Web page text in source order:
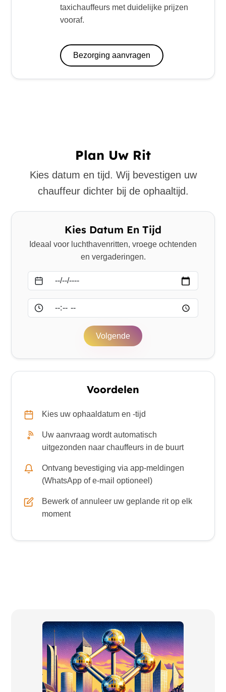
taxichauffeurs met duidelijke prijzen
vooraf.
Bezorging aanvragen
Plan Uw Rit
Kies datum en tijd. Wij bevestigen uw
chauffeur dichter bij de ophaaltijd.
Kies Datum En Tijd
Ideaal voor luchthavenritten, vroege ochtenden
en vergaderingen.
Volgende
Voordelen
Kies uw ophaaldatum en -tijd
Uw aanvraag wordt automatisch
uitgezonden naar chauffeurs in de buurt
Ontvang bevestiging via app-meldingen
(WhatsApp of e-mail optioneel)
Bewerk of annuleer uw geplande rit op elk
moment